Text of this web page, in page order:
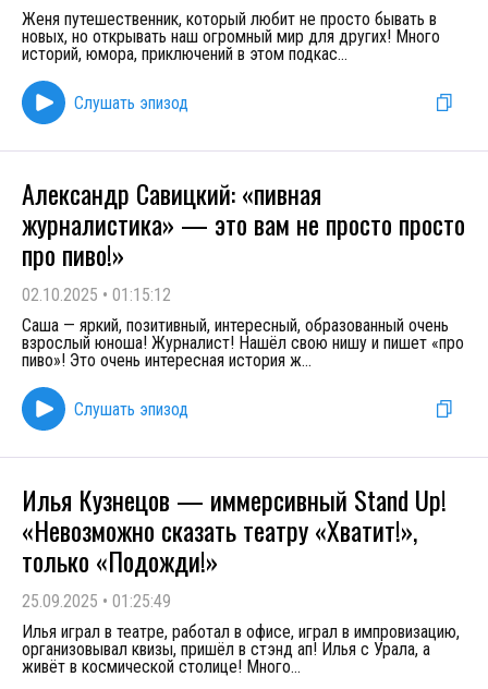
Женя путешественник, который любит не просто бывать в
новых, но открывать наш огромный мир для других! Много
историй, юмора, приключений в этом подкас...
Слушать эпизод
Александр Савицкий: «пивная
журналистика» — это вам не просто просто
про пиво!»
02.10.2025 • 01:15:12
Саша — яркий, позитивный, интересный, образованный очень
взрослый юноша! Журналист! Нашёл свою нишу и пишет «про
пиво»! Это очень интересная история ж...
Слушать эпизод
Илья Кузнецов — иммерсивный Stand Up!
«Невозможно сказать театру «Хватит!»,
только «Подожди!»
25.09.2025 • 01:25:49
Илья играл в театре, работал в офисе, играл в импровизацию,
организовывал квизы, пришёл в стэнд ап! Илья с Урала, а
живёт в космической столице! Много...